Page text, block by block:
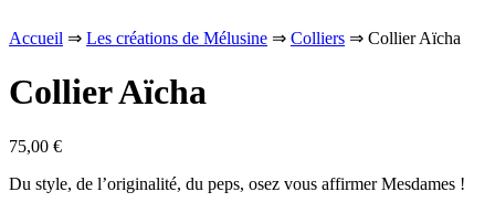
Accueil ⇒ Les créations de Mélusine ⇒ Colliers ⇒ Collier Aïcha
Collier Aïcha
75,00 €
Du style, de l’originalité, du peps, osez vous affirmer Mesdames !